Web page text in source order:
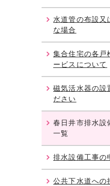
水道管の布設又
な場合
集合住宅の各戸
ービスについて
磁気活水器の設
ださい
春日井市排水設
一覧
排水設備工事の
公共下水道への